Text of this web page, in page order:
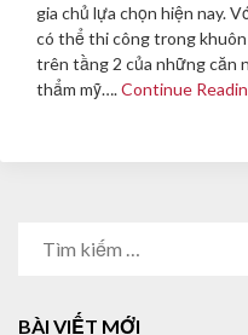
gia chủ lựa chọn hiện nay.
có thể thi công trong khuôn
trên tầng 2 của những căn
thẩm mỹ….Continue
BÀI VIẾT MỚI